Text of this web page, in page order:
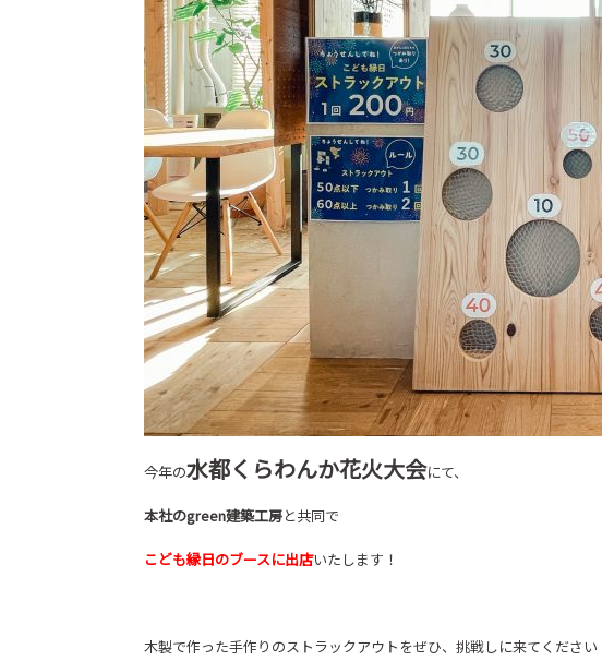
今年の水都くらわんか花火大会にて、
本社のgreen建築工房と共同で
こども縁日のブースに出店いたします！
木製で作った手作りのストラックアウトをぜひ、挑戦しに来てください